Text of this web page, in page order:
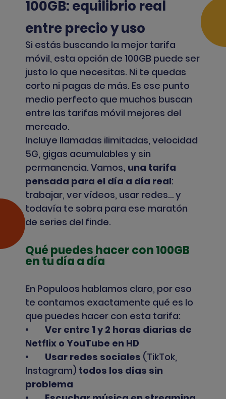
100GB: equilibrio real
entre precio y uso
Si estás buscando la mejor tarifa
móvil, esta opción de 100GB puede ser
justo lo que necesitas. Ni te quedas
corto ni pagas de más. Es ese punto
medio perfecto que muchos buscan
entre las tarifas móvil mejores del
mercado.
Incluye llamadas ilimitadas, velocidad
5G, gigas acumulables y sin
permanencia. Vamos, una tarifa
pensada para el día a día real:
trabajar, ver vídeos, usar redes… y
todavía te sobra para ese maratón
de series del finde.
Qué puedes hacer con 100GB
en tu día a día
En Populoos hablamos claro, por eso
te contamos exactamente qué es lo
que puedes hacer con esta tarifa:
• Ver entre 1 y 2 horas diarias de
Netflix o YouTube en HD
•
Usar redes sociales (TikTok,
Instagram) todos los días sin
problema